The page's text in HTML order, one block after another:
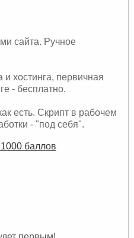
сайта. Ручное
хостинга, первичная
- бесплатно.
есть. Скрипт в рабочем
- "под себя".
1000 баллов